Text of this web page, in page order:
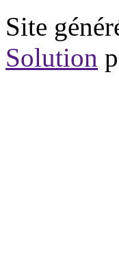
Site
Solution